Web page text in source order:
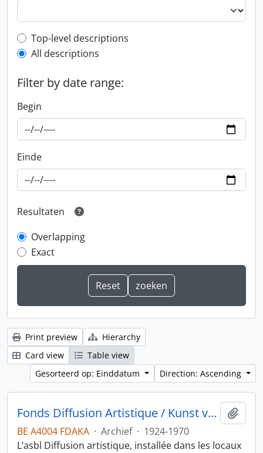
Top-level description filter
Top-level descriptions
All descriptions
Filter by date range:
Begin
Einde
Resultaten
Overlapping
Exact
Print preview
Hierarchy
Card view
Table view
Gesorteerd op: Einddatum
Direction: Ascending
Fonds Diffusion Artistique / Kunst voor allen
BE A4004 FDAKA · Archief · 1924-1970
L’asbl Diffusion artistique, installée dans les locaux